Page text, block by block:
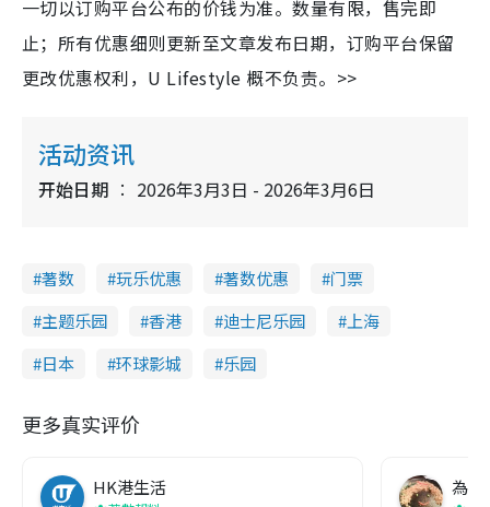
一切以订购平台公布的价钱为准。数量有限，售完即
止；所有优惠细则更新至文章发布日期，订购平台保留
更改优惠权利，U Lifestyle 概不负责。>>
活动资讯
开始日期 2026年3月3日 - 2026年3月6日
著数 玩乐优惠 著数优惠
门票
主题乐园
香港 迪士尼乐园
上海
日本
环球影城 乐园
更多真实评价
HK港生活 為食